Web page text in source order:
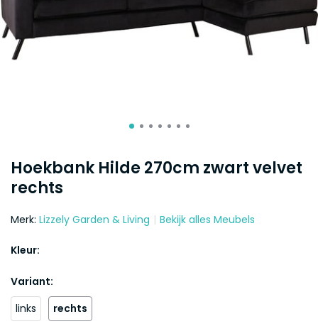
Hoekbank Hilde 270cm zwart velvet
rechts
Merk: Lizzely Garden & Living Bekijk alles Meubels
Kleur:
Variant:
links
rechts